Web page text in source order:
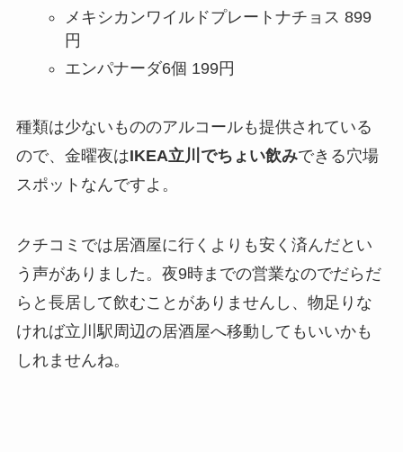
メキシカンワイルドプレートナチョス 899
円
エンパナーダ6個 199円
種類は少ないもののアルコールも提供されている
ので、金曜夜はIKEA立川でちょい飲みできる穴場
スポットなんですよ。
クチコミでは居酒屋に行くよりも安く済んだとい
う声がありました。夜9時までの営業なのでだらだ
らと長居して飲むことがありませんし、物足りな
ければ立川駅周辺の居酒屋へ移動してもいいかも
しれませんね。